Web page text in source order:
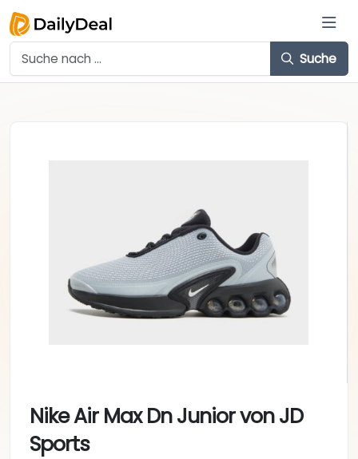
Suche
Nike Air Max Dn Junior von JD
Sports